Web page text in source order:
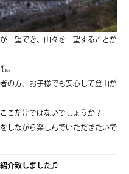
一望でき、山々を一望することが
。
の方、お子様でも安心して登山が
こだけではないでしょうか？
しながら楽しんでいただきたいで
介致しました♫